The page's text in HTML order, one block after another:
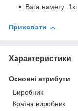
Вага намету: 1кг
Приховати
Характеристики
Основні атрибути
Виробник
Країна виробник